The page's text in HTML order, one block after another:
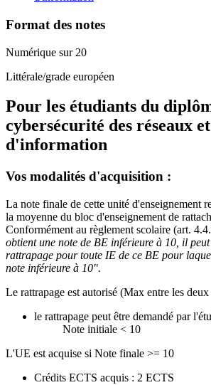
Format des notes
Numérique sur 20
Littérale/grade européen
Pour les étudiants du
cybersécurité des réseaux
d'information
Vos modalités d'acquisition :
La note finale de cette unité d'enseignement
la moyenne du bloc d'enseignement de
Conformément au règlement scolaire (art.
obtient une note de BE inférieure à 10, il
rattrapage pour toute IE de ce BE pour
note inférieure à 10".
Le rattrapage est autorisé (Max entre les deux
le rattrapage peut être demandé par
Note initiale < 10
L'UE est acquise si Note finale >= 10
Crédits ECTS acquis : 2 ECTS